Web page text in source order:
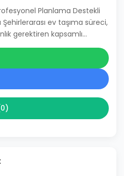
Planlama Destekli
Şehirlerarası ev taşıma süreci,
gerektiren kapsamlı…